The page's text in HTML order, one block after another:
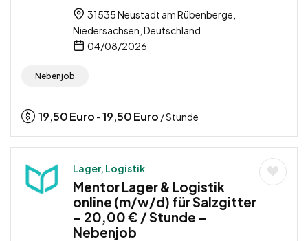
31535 Neustadt am Rübenberge,
Niedersachsen, Deutschland
04/08/2026
Nebenjob
19,50Euro -19,50Euro / Stunde
Lager, Logistik
Mentor Lager & Logistik
online (m/w/d) für Salzgitter
– 20,00 € / Stunde –
Nebenjob